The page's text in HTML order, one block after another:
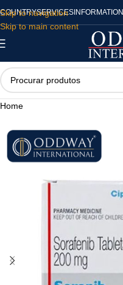
Skip to navigation
Skip to main content
COUNTRYSERVICES INFORMATION
Home